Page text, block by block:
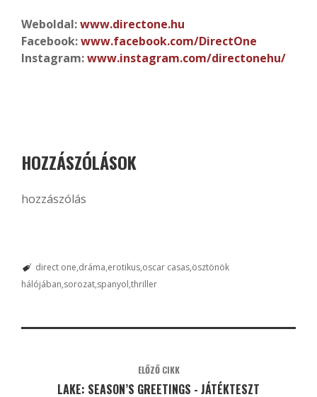
Weboldal:www.directone.hu
Facebook:www.facebook.com/DirectOne
Instagram:www.instagram.com/directonehu/
HOZZÁSZÓLÁSOK
hozzászólás
direct one dráma erotikus oscar casas ösztönök
hálójában sorozat spanyol thriller
ELŐZŐ CIKK
LAKE: SEASON’S GREETINGS - JÁTÉKTESZT